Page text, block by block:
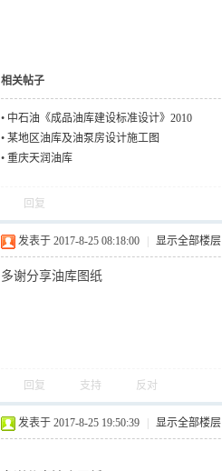
相关帖子
• 中石油《成品油库建设标准设计》2010
• 某地区油库及油泵房设计施工图
• 重庆天润油库
回复
发表于 2017-8-25 08:18:00 显示全部楼层
多谢分享油库图纸
回复 支持 反对
发表于 2017-8-25 19:50:39 显示全部楼层